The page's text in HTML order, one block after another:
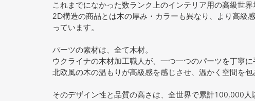
これまでになかった数ランク上のインテリア用の高級世界
2D構造の商品とは木の厚み・カラーも異なり、より高級
っています。
パーツの素材は、全て木材。
ウクライナの木材加工職人が、一つ一つのパーツを丁寧に
北欧風の木の温もりが高級感を感じさせ、温かく空間を包
そのデザイン性と品質の高さは、全世界で累計100,000人